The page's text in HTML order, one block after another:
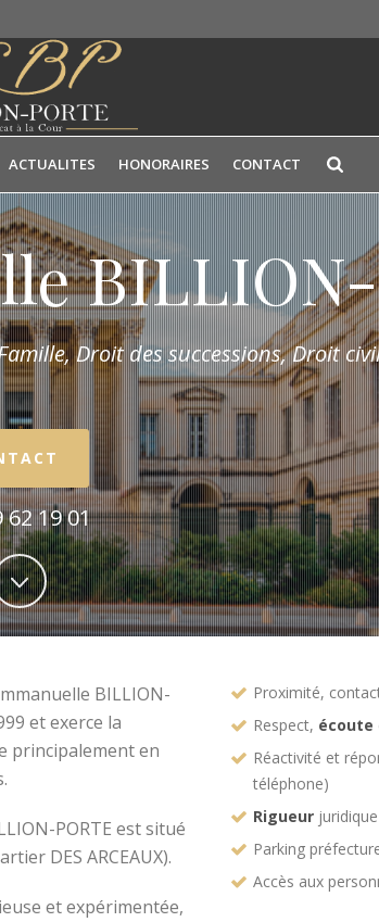
ACTUALITES HONORAIRES CONTACT
ille,Droit des successions, Droit
62 19 01
BILLION-
et exerce la
principalement en
PORTE est situé
DES ARCEAUX).
et expérimentée,
Proximité,
Respect, écoute
Réactivité et
téléphone)
Rigueur
Parking
Accès aux